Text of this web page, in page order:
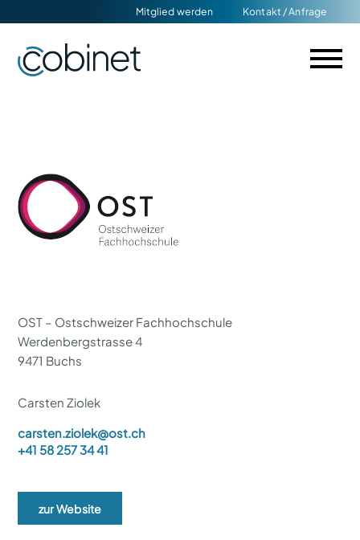
überspringen
Mitglied werden Kontakt / Anfrage
OST – Ostschweizer Fachhochschule
Werdenbergstrasse 4
9471 Buchs
Carsten Ziolek
carsten.ziolek@ost.ch
+41 58 257 34 41
zur Website